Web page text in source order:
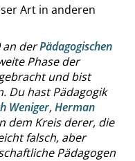
Art in anderen
an derPädagogischen
Phase der
undbist
. Du hast Pädagogik
Weniger,Herman
dem Kreis derer, die
falsch, aber
Pädagogen